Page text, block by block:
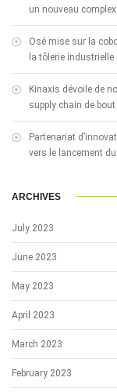
un nouveau
Osé mise sur la
la tôlerie industrielle
Kinaxis dévoile de
supply chain de bout
Partenariat
vers le lancement
ARCHIVES
July 2023
June 2023
May 2023
April 2023
March 2023
February 2023